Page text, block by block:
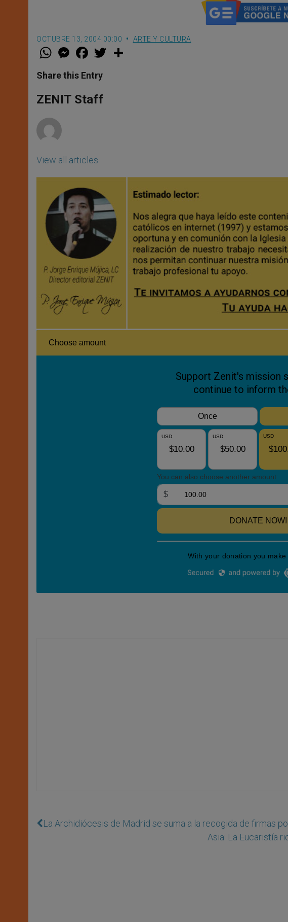
OCTUBRE 13, 2004 00:00 ARTE Y CULTURA
W
t
s
p
p
M
e
s
e
g
e
F
a
e
b
o
k
w
Share this Entry
ZENIT Staff
View all articles
La Archidiócesis de Madrid se suma a la recogida de firmas
Asia: La Eucaristía